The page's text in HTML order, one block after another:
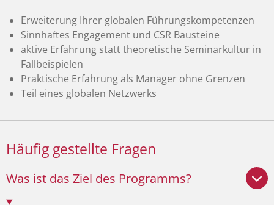
Erweiterung Ihrer globalen Führungskompetenzen
Sinnhaftes Engagement und CSR Bausteine
aktive Erfahrung statt theoretische Seminarkultur in
Fallbeispielen
Praktische Erfahrung als Manager ohne Grenzen
Teil eines globalen Netzwerks
Häufig gestellte Fragen
Was ist das Ziel des Programms?